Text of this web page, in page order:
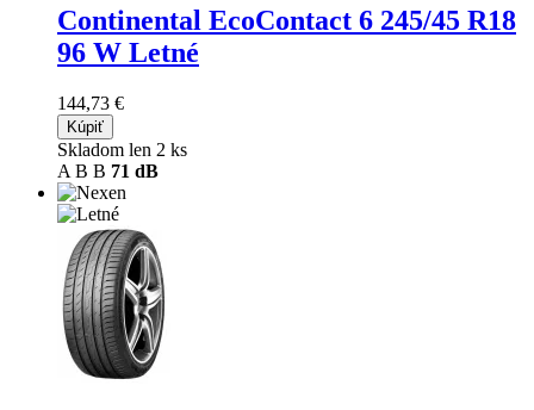
Continental EcoContact 6 245/45 R18
96 W Letné
144,73 €
Kúpiť
Skladom len 2 ks
A B B 71 dB